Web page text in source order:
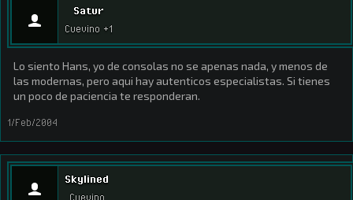
Satur
Cuevino +1
Lo siento Hans, yo de consolas no se apenas nada, y menos de
las modernas, pero aqui hay autenticos especialistas. Si tienes
un poco de paciencia te responderan.
1/Feb/2004
Skylined
Cuevino